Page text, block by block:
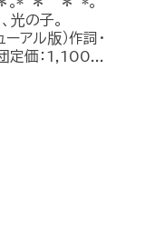
光の子。
ーアル版）作詞・
定価：1,100...